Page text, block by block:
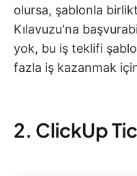
olursa, şablonla
Kılavuzu'na
yok, bu iş teklifi
fazla iş kazanmak
2. ClickUp